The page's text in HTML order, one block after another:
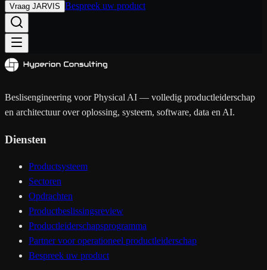
Vraag JARVIS Bespreek uw product
Beslisengineering voor Physical AI — volledig productleiderschap
en architectuur over oplossing, systeem, software, data en AI.
Diensten
Productsysteem
Sectoren
Opdrachten
Productbeslissingsreview
Productleiderschapsprogramma
Partner voor operationeel productleiderschap
Bespreek uw product